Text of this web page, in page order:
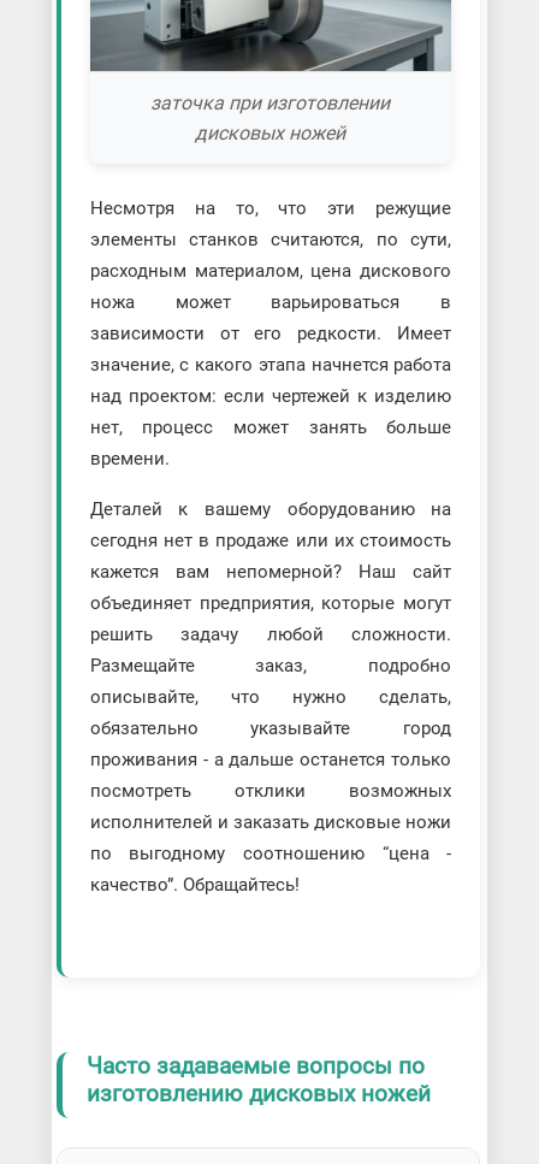
заточка при изготовлении
дисковых ножей
Несмотря на то, что эти режущие
элементы станков считаются, по сути,
расходным материалом, цена дискового
ножа может варьироваться в
зависимости от его редкости. Имеет
значение, с какого этапа начнется работа
над проектом: если чертежей к изделию
нет, процесс может занять больше
времени.
Деталей к вашему оборудованию на
сегодня нет в продаже или их стоимость
кажется вам непомерной? Наш сайт
объединяет предприятия, которые могут
решить задачу любой сложности.
Размещайте заказ, подробно
описывайте, что нужно сделать,
обязательно указывайте город
проживания - а дальше останется только
посмотреть отклики возможных
исполнителей и заказать дисковые ножи
по выгодному соотношению “цена -
качество”. Обращайтесь!
Часто задаваемые вопросы по
изготовлению дисковых ножей